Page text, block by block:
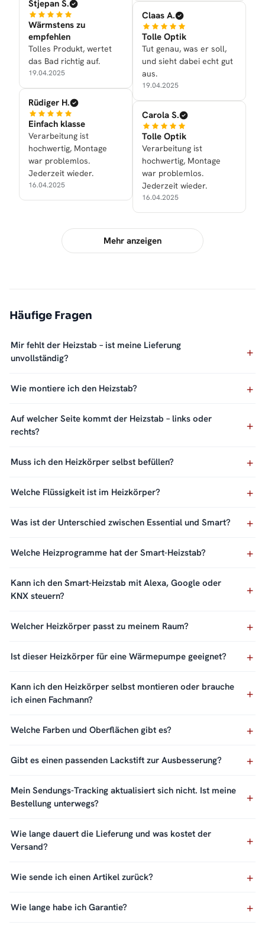
Stjepan S.
Wärmstens zu
empfehlen
Tolles Produkt, wertet
das Bad richtig auf.
19.04.2025
Rüdiger H.
Einfach klasse
Verarbeitung ist
hochwertig, Montage
war problemlos.
Jederzeit wieder.
16.04.2025
Claas A.
Tolle Optik
Tut genau, was er soll,
und sieht dabei echt gut
aus.
19.04.2025
Carola S.
Tolle Optik
Verarbeitung ist
hochwertig, Montage
war problemlos.
Jederzeit wieder.
16.04.2025
Mehr anzeigen
Häufige Fragen
Mir fehlt der Heizstab – ist meine Lieferung
unvollständig?
Wie montiere ich den Heizstab?
Auf welcher Seite kommt der Heizstab – links oder
rechts?
Muss ich den Heizkörper selbst befüllen?
Welche Flüssigkeit ist im Heizkörper?
Was ist der Unterschied zwischen Essential und Smart?
Welche Heizprogramme hat der Smart-Heizstab?
Kann ich den Smart-Heizstab mit Alexa, Google oder
KNX steuern?
Welcher Heizkörper passt zu meinem Raum?
Ist dieser Heizkörper für eine Wärmepumpe geeignet?
Kann ich den Heizkörper selbst montieren oder brauche
ich einen Fachmann?
Welche Farben und Oberflächen gibt es?
Gibt es einen passenden Lackstift zur Ausbesserung?
Mein Sendungs-Tracking aktualisiert sich nicht. Ist meine
Bestellung unterwegs?
Wie lange dauert die Lieferung und was kostet der
Versand?
Wie sende ich einen Artikel zurück?
Wie lange habe ich Garantie?